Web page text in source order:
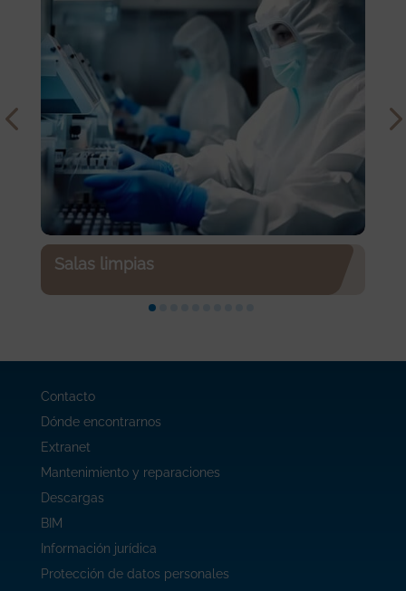
Salas limpias
Contacto
Dónde encontrarnos
Extranet
Mantenimiento y reparaciones
Descargas
BIM
Información jurídica
Protección de datos personales